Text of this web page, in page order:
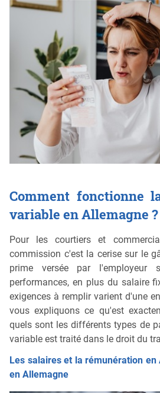
Comment fonctionne
variable en Allemagne ?
Pour les courtiers et
commission c'est la cerise sur le
prime versée par
performances, en plus du salaire
exigences à remplir varient d'une
vous expliquons ce qu'est
quels sont les différents types de
variable est traité dans le droit du
Les salaires et la rémunération en
en Allemagne